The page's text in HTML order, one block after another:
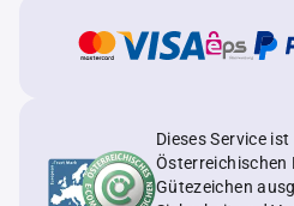
Dieses Service
Österreichischen
Gütezeichen